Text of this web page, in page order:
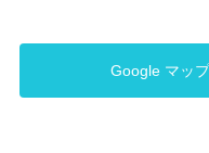
Google マップ